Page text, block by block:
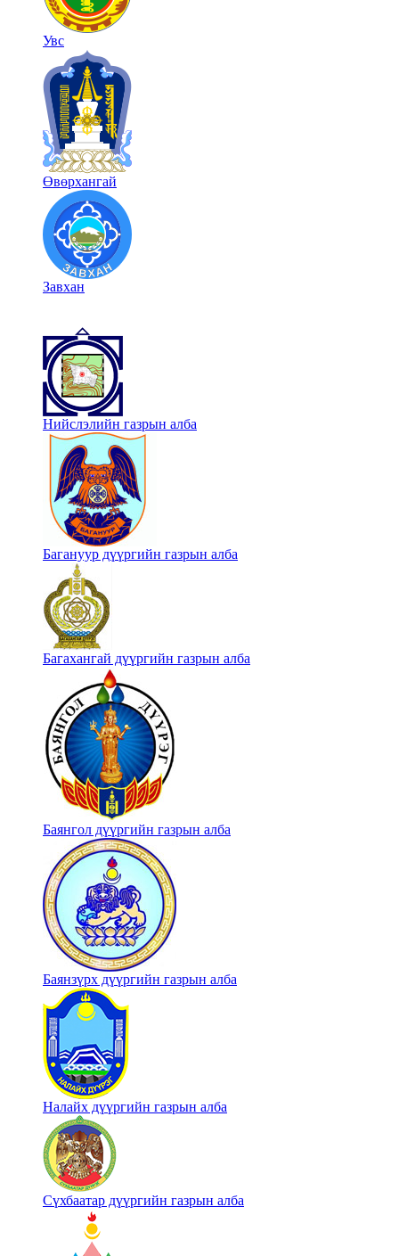
Увс
Өвөрхангай
Завхан
Нийслэлийн газрын алба
Багануур дүүргийн газрын алба
Багахангай дүүргийн газрын алба
Баянгол дүүргийн газрын алба
Баянзүрх дүүргийн газрын алба
Налайх дүүргийн газрын алба
Сүхбаатар дүүргийн газрын алба